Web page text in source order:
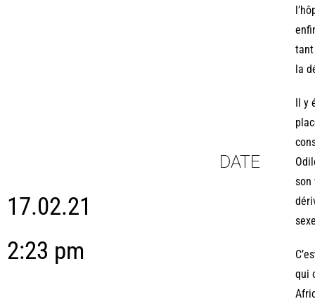
DATE
17.02.21
2:23 pm
tant
la
Il y
son
qui